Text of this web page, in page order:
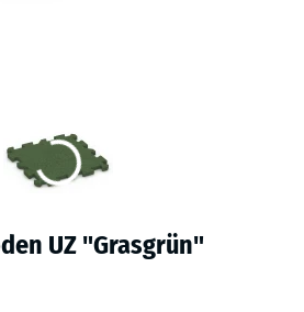
UZ "Grasgrün"